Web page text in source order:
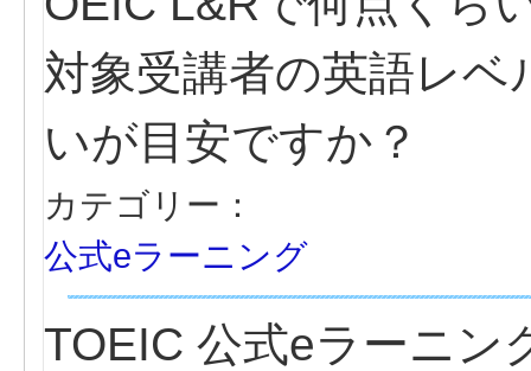
対象受講者の英語レ
いが目安ですか？
カテゴリー：
公式eラーニング
TOEIC 公式eラーニン